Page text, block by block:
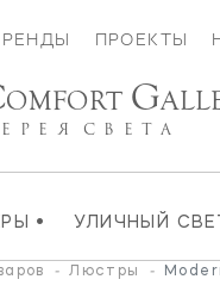
ПРОЕКТЫ
• УЛИЧНЫЙ
OMFORT G
СВЕТА
- Люстры -